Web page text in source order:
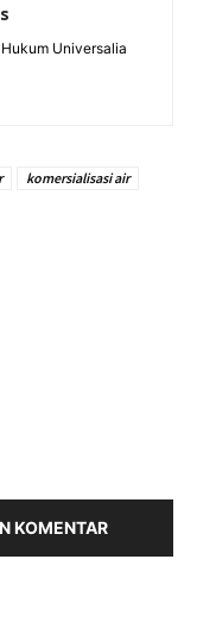
Universalia
komersialisasi air
KOMENTAR